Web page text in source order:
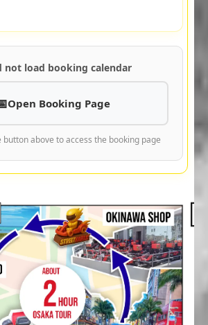
not load booking calendar
Open Booking Page
button above to access the booking page